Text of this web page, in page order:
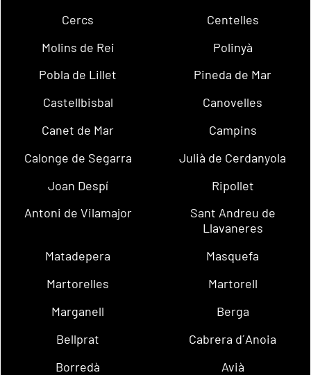
Cercs
Centelles
Molins de Rei
Polinyà
Pobla de Lillet
Pineda de Mar
Castellbisbal
Canovelles
Canet de Mar
Campins
Calonge de Segarra
Julià de Cerdanyola
Joan Despí
Ripollet
Antoni de Vilamajor
Sant Andreu de
Llavaneres
Matadepera
Masquefa
Martorelles
Martorell
Marganell
Berga
Bellprat
Cabrera d´Anoia
Borredà
Avià